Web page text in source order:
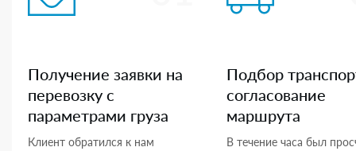
Получение заявки на
перевозку с
параметрами груза
Клиент обратился к нам
Подбор
согласование
маршрута
В течение часа был